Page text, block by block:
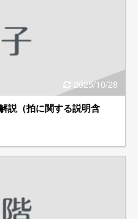
2025/10/28
説（拍に関する説明含